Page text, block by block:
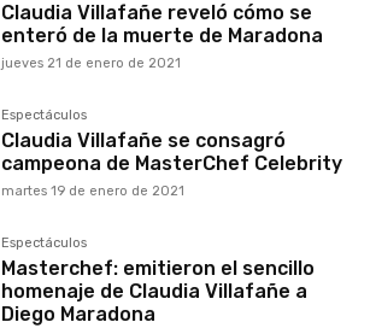
Claudia Villafañe reveló cómo se
enteró de la muerte de Maradona
jueves 21 de enero de 2021
Espectáculos
Claudia Villafañe se consagró
campeona de MasterChef Celebrity
martes 19 de enero de 2021
Espectáculos
Masterchef: emitieron el sencillo
homenaje de Claudia Villafañe a
Diego Maradona